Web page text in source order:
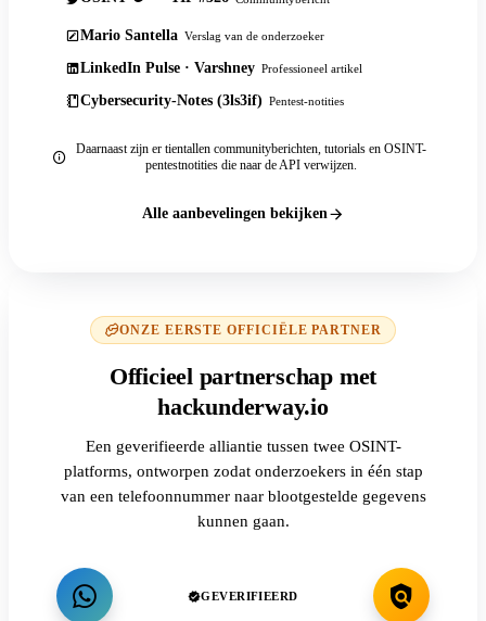
Mario Santella Verslag van de onderzoeker
LinkedIn Pulse · Varshney Professioneel artikel
Cybersecurity-Notes (3ls3if) Pentest-notities
Daarnaast zijn er tientallen communityberichten, tutorials en OSINT-
pentestnotities die naar de API verwijzen.
Alle aanbevelingen bekijken
ONZE EERSTE OFFICIËLE PARTNER
Officieel partnerschap met
hackunderway.io
Een geverifieerde alliantie tussen twee OSINT-
platforms, ontworpen zodat onderzoekers in één stap
van een telefoonnummer naar blootgestelde gegevens
kunnen gaan.
GEVERIFIEERD